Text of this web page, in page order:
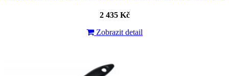
2 435 Kč
Zobrazit detail